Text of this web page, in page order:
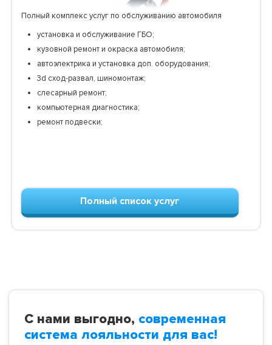
Полный комплекс услуг по обслуживанию автомобиля
установка и обслуживание ГБО;
кузовной ремонт и окраска автомобиля;
автоэлектрика и установка доп. оборудования;
3d сход-развал, шиномонтаж;
слесарный ремонт;
компьютерная диагностика;
ремонт подвески;
Полный список услуг
С нами выгодно, современная
система лояльности для вас!